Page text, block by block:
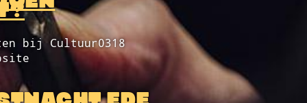
bij Cultuur0318